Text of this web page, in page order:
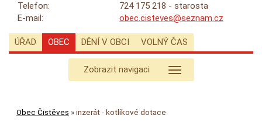
Telefon:
724 175 218 - starosta
E-mail:
obec.cisteves@seznam.cz
ÚŘAD OBEC DĚNÍ V OBCI VOLNÝ ČAS
Zobrazit navigaci
Obec Čistěves »inzerát - kotlíkové dotace